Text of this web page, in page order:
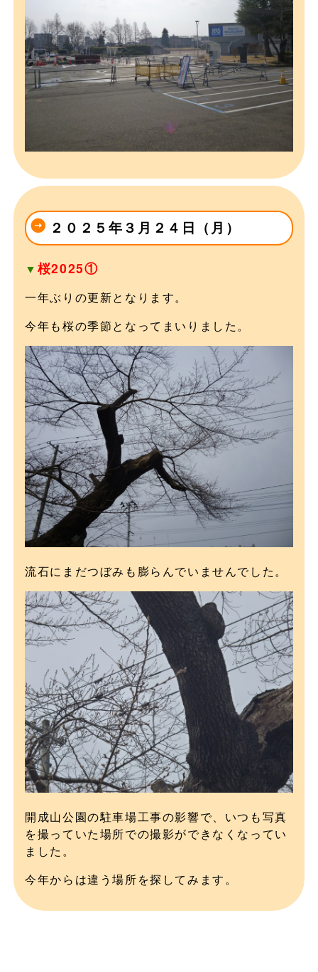
２０２５年３月２４日（月）
▼ 桜2025①
一年ぶりの更新となります。
今年も桜の季節となってまいりました。
流石にまだつぼみも膨らんでいませんでした。
開成山公園の駐車場工事の影響で、いつも写真
を撮っていた場所での撮影ができなくなってい
ました。
今年からは違う場所を探してみます。